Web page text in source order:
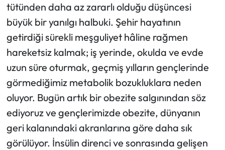
tütünden daha az zararlı olduğu düşüncesi
büyük bir yanılgı halbuki. Şehir hayatının
getirdiği sürekli meşguliyet hâline rağmen
hareketsiz kalmak; iş yerinde, okulda ve evde
uzun süre oturmak, geçmiş yılların gençlerinde
görmediğimiz metabolik bozukluklara neden
oluyor. Bugün artık bir obezite salgınından söz
ediyoruz ve gençlerimizde obezite, dünyanın
geri kalanındaki akranlarına göre daha sık
görülüyor. İnsülin direnci ve sonrasında gelişen